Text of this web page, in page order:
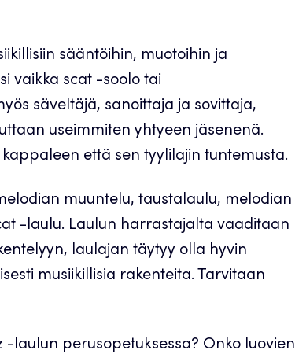
sääntöihin, muotoihin ja
vaikka scat -soolo tai
säveltäjä, sanoittaja ja sovittaja,
useimmiten yhtyeen jäsenenä.
että sen tyylilajin tuntemusta.
muuntelu, taustalaulu, melodian
-laulu. Laulun harrastajalta vaaditaan
laulajan täytyy olla hyvin
musiikillisia rakenteita. Tarvitaan
perusopetuksessa? Onko luovien